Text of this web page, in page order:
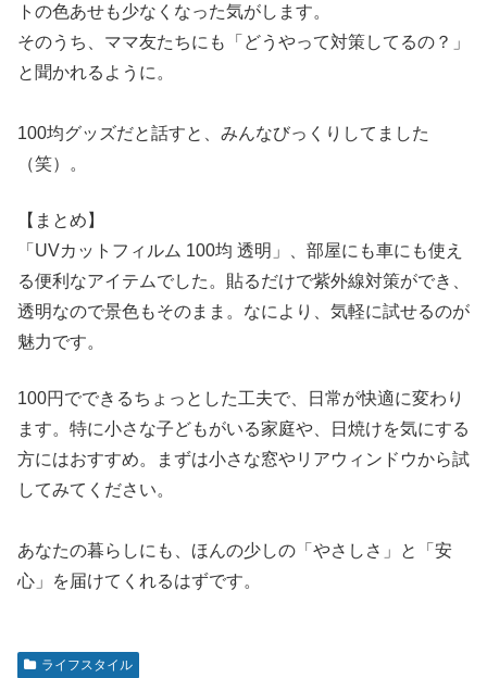
トの色あせも少なくなった気がします。
そのうち、ママ友たちにも「どうやって対策してるの？」
と聞かれるように。
100均グッズだと話すと、みんなびっくりしてました
（笑）。
【まとめ】
「UVカットフィルム 100均 透明」、部屋にも車にも使え
る便利なアイテムでした。貼るだけで紫外線対策ができ、
透明なので景色もそのまま。なにより、気軽に試せるのが
魅力です。
100円でできるちょっとした工夫で、日常が快適に変わり
ます。特に小さな子どもがいる家庭や、日焼けを気にする
方にはおすすめ。まずは小さな窓やリアウィンドウから試
してみてください。
あなたの暮らしにも、ほんの少しの「やさしさ」と「安
心」を届けてくれるはずです。
ライフスタイル